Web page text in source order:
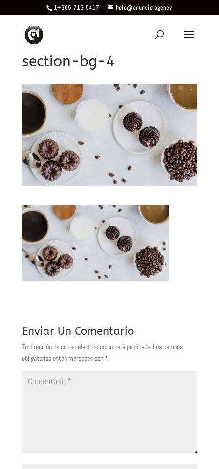
1+305 713 5417 hola@anuncio.agency
section-bg-4
Enviar Un Comentario
Tu dirección de correo electrónico no será publicada. Los campos
obligatorios están marcados con *